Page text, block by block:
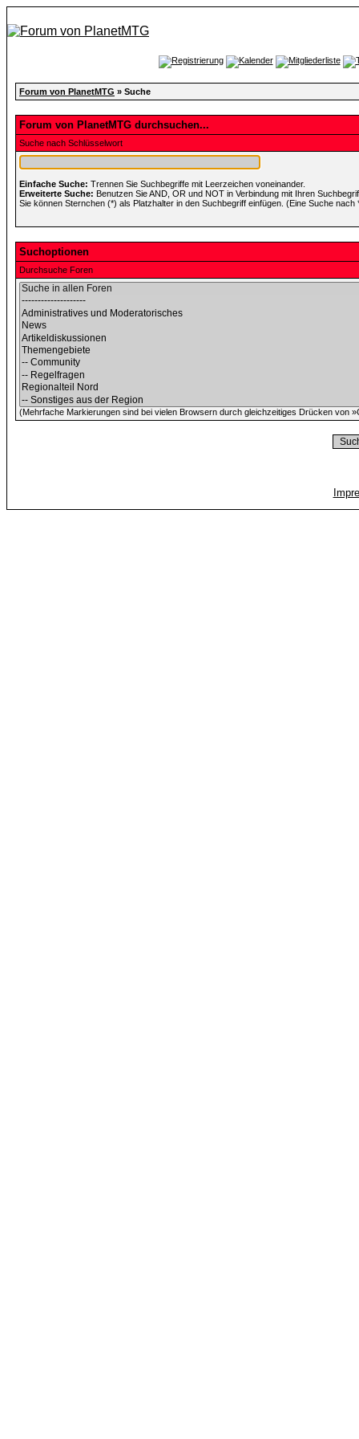
Forum von PlanetMTG » Suche
Forum von PlanetMTG durchsuchen...
Suche nach Schlüsselwort
Einfache Suche: Trennen Sie Suchbegriffe mit Leerzeichen voneinander.
Erweiterte Suche: Benutzen Sie AND, OR und NOT in Verbindung mit Ihren
Sie können Sternchen (*) als Platzhalter in den Suchbegriff einfügen. (Eine Suche
Suchoptionen
Durchsuche Foren
(Mehrfache Markierungen sind bei vielen Browsern durch gleichzeitiges Drücken von